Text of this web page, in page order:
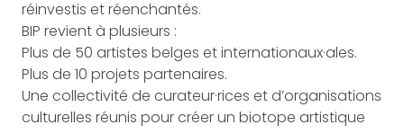
réinvestis et réenchantés.
BIP revient à plusieurs :
Plus de 50 artistes belges et internationaux·ales.
Plus de 10 projets partenaires.
Une collectivité de curateur·rices et d’organisations
culturelles réunis pour créer un biotope artistique